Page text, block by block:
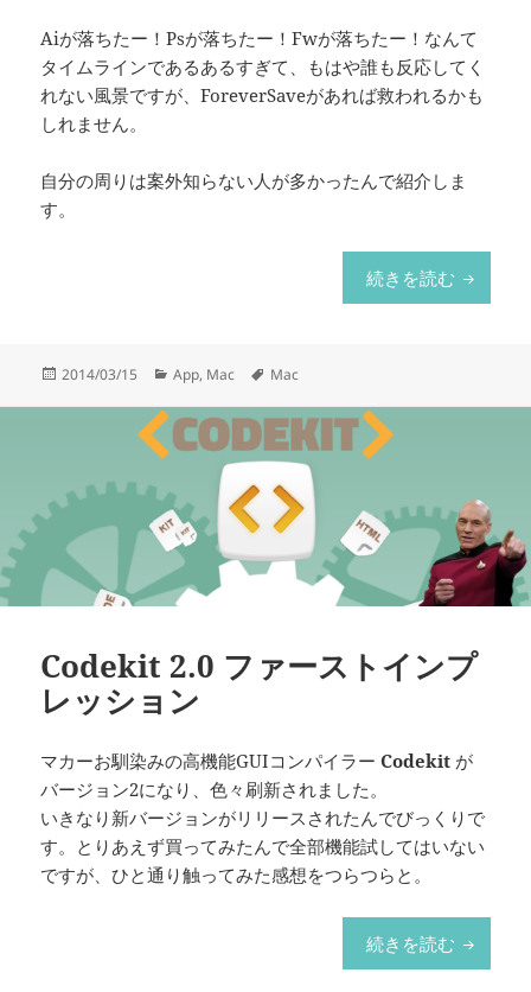
Aiが落ちたー！Psが落ちたー！Fwが落ちたー！なんて
タイムラインであるあるすぎて、もはや誰も反応してく
れない風景ですが、ForeverSaveがあれば救われるかも
しれません。
自分の周りは案外知らない人が多かったんで紹介しま
す。
続きを読む Macの
投
2014/03/15
カ
ゴ
リ
App, Mac
タ
Mac
Codekit 2.0 ファーストインプ
レッション
マカーお馴染みの高機能GUIコンパイラーCodekit が
バージョン2になり、色々刷新されました。
いきなり新バージョンがリリースされたんでびっくりで
す。とりあえず買ってみたんで全部機能試してはいない
ですが、ひと通り触ってみた感想をつらつらと。
続きを読む Codekit